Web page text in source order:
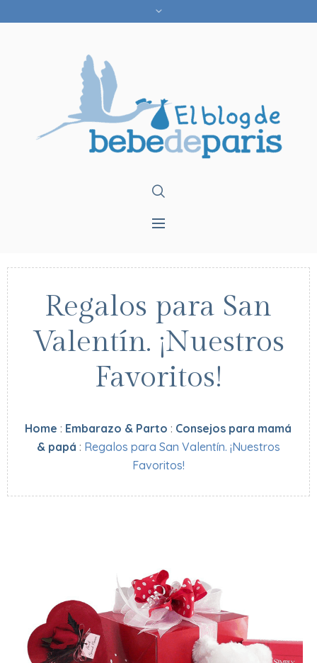
Regalos para San
Valentín. ¡Nuestros
Favoritos!
Home : Embarazo & Parto : Consejos para mamá
& papá : Regalos para San Valentín. ¡Nuestros
Favoritos!